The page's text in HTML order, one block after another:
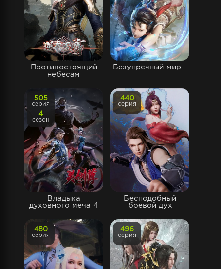
Противостоящий
небесам
Безупречный мир
Владыка
духовного меча 4
505
серия
4
сезон
Бесподобный
боевой дух
440
серия
480
серия
496
серия